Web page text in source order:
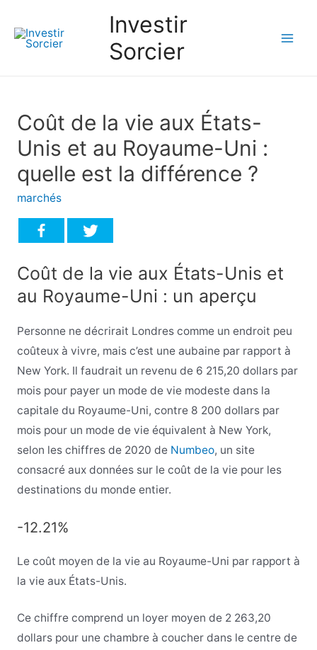
Investir
Sorcier
Coût de la vie aux États-
Unis et au Royaume-Uni :
quelle est la différence ?
marchés
Coût de la vie aux États-Unis et
au Royaume-Uni : un aperçu
Personne ne décrirait Londres comme un endroit peu
coûteux à vivre, mais c’est une aubaine par rapport à
New York. Il faudrait un revenu de 6 215,20 dollars par
mois pour payer un mode de vie modeste dans la
capitale du Royaume-Uni, contre 8 200 dollars par
mois pour un mode de vie équivalent à New York,
selon les chiffres de 2020 de Numbeo, un site
consacré aux données sur le coût de la vie pour les
destinations du monde entier.
-12.21%
Le coût moyen de la vie au Royaume-Uni par rapport à
la vie aux États-Unis.
Ce chiffre comprend un loyer moyen de 2 263,20
dollars pour une chambre à coucher dans le centre de